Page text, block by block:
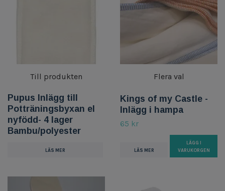
Till produkten
Pupus Inlägg till
Potträningsbyxan el
nyfödd- 4 lager
Bambu/polyester
LÄS MER
Flera val
Kings of my Castle -
Inlägg i hampa
65 kr
LÄS MER
LÄGG I
VARUKORGEN